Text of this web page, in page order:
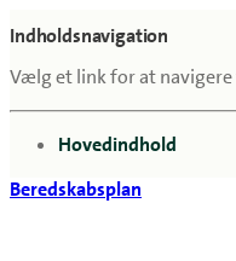
Indholdsnavigation
Vælg et link for at
gå til
Hovedindhold
Beredskabsplan